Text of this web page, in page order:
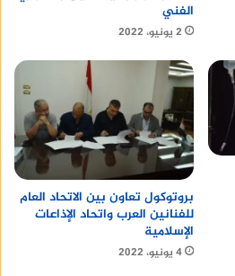
الفني
2 يونيو، 2022
بروتوكول تعاون بين الاتحاد العام
للفنانين العرب واتحاد الإذاعات
الإسلامية
4 يونيو، 2022